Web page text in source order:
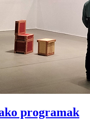
programak